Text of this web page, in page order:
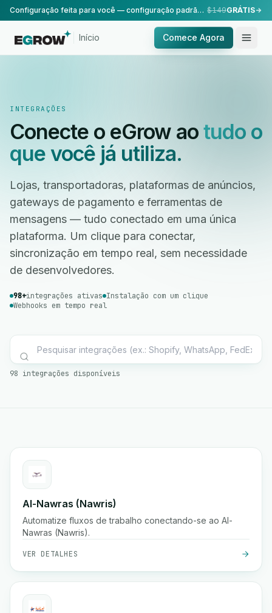
Configuração feita para você — configuração padrão, realizada pela nossa equipe. $149GRÁTIS
Início Comece Agora
INTEGRAÇÕES
Conecte o eGrow aotudo o
que você já utiliza.
Lojas, transportadoras, plataformas de anúncios,
gateways de pagamento e ferramentas de
mensagens — tudo conectado em uma única
plataforma. Um clique para conectar,
sincronização em tempo real, sem necessidade
de desenvolvedores.
98+integrações ativas Instalação com um clique
Webhooks em tempo real
98 integrações disponíveis
Al-Nawras (Nawris)
Automatize fluxos de trabalho conectando-se ao Al-
Nawras (Nawris).
VER DETALHES